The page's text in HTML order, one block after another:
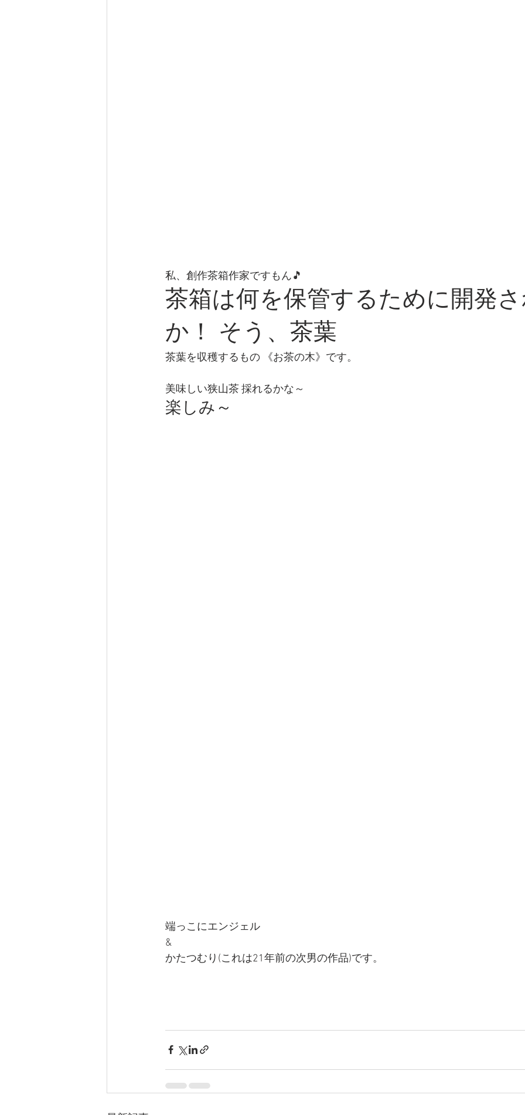
私、創作茶箱作家ですもん🎵
茶箱は何を保管するために開発
か！ そう、茶葉
茶葉を収穫するもの 《お茶の木》です。
美味しい狭山茶 採れるかな～
楽しみ～
端っこにエンジェル
&
かたつむり(これは21年前の次男の作品)です。